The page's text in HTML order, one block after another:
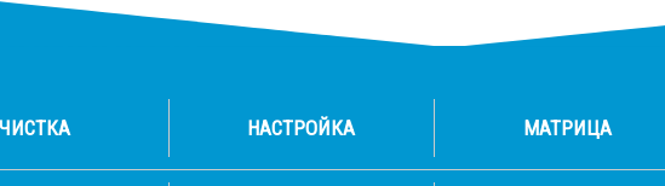
ЧИСТКА НАСТРОЙКА МАТРИЦА